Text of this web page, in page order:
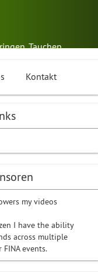
,Tauchen
Kontakt
my videos
I have the ability
across multiple
events.